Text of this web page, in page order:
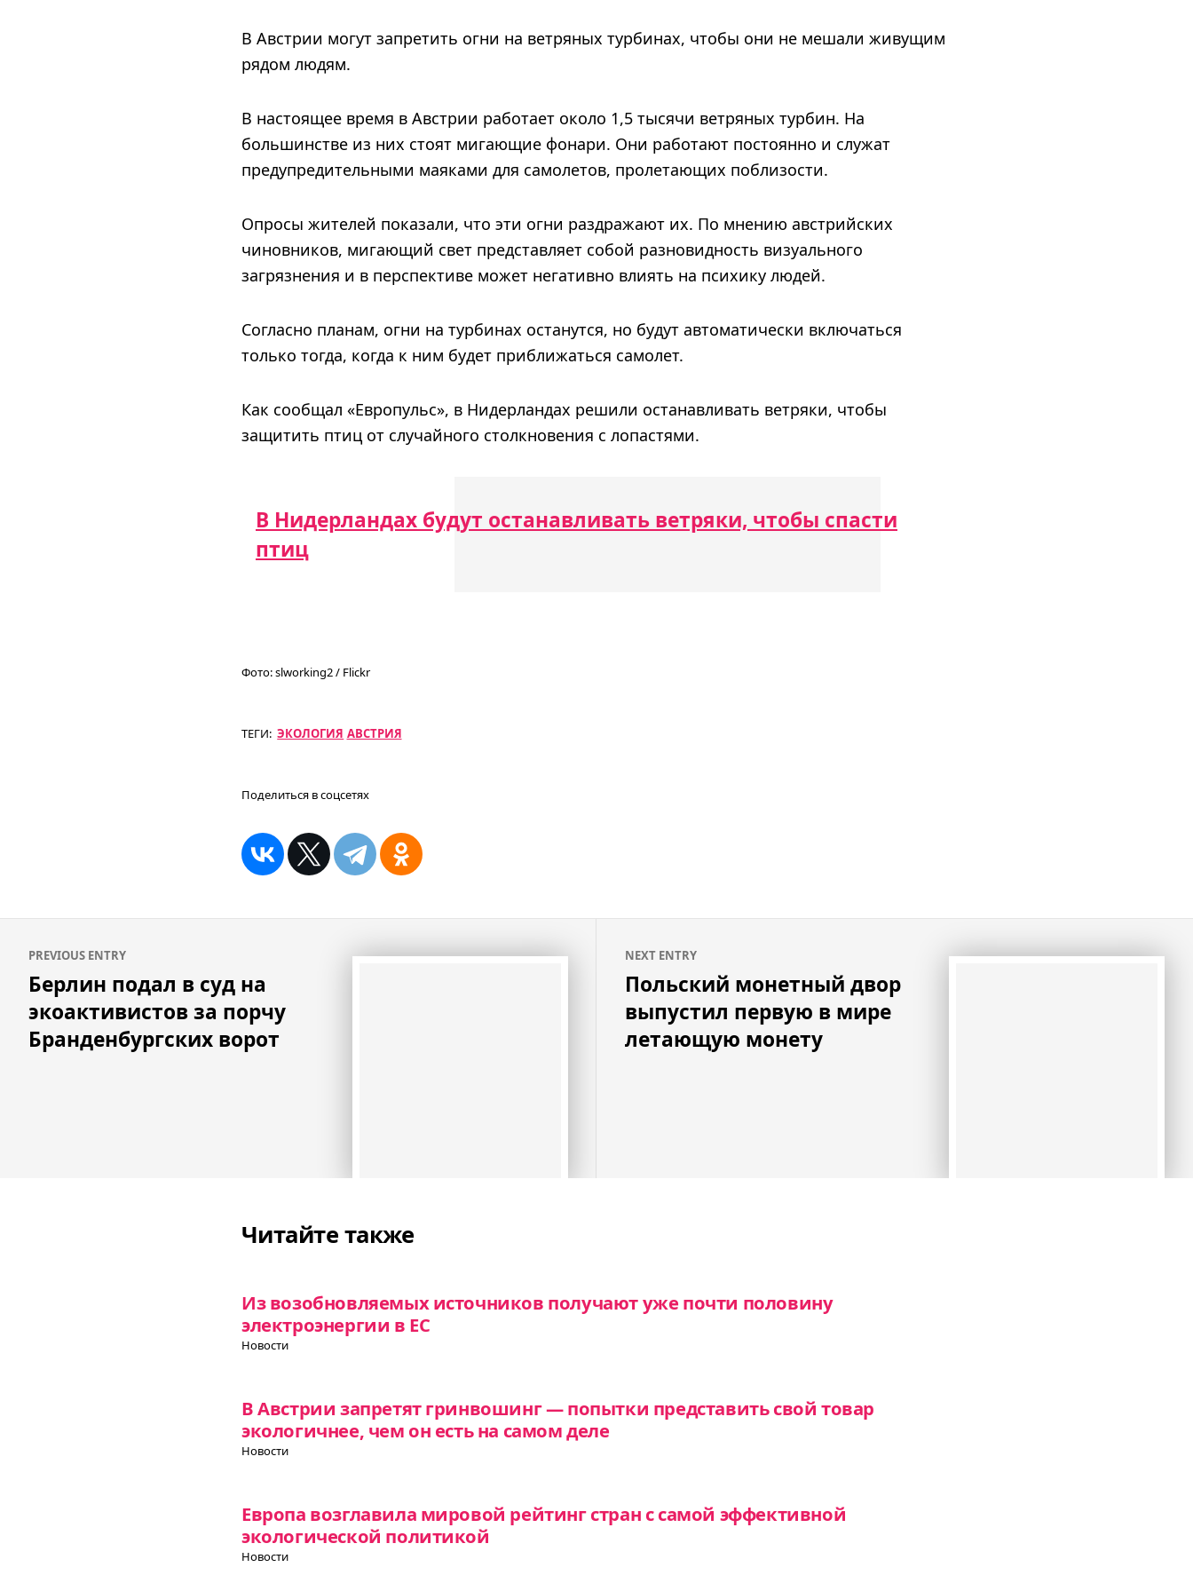
В Австрии могут запретить огни на ветряных турбинах, чтобы они не мешали живущим
рядом людям.
В настоящее время в Австрии работает около 1,5 тысячи ветряных турбин. На
большинстве из них стоят мигающие фонари. Они работают постоянно и служат
предупредительными маяками для самолетов, пролетающих поблизости.
Опросы жителей показали, что эти огни раздражают их. По мнению австрийских
чиновников, мигающий свет представляет собой разновидность визуального
загрязнения и в перспективе может негативно влиять на психику людей.
Согласно планам, огни на турбинах останутся, но будут автоматически включаться
только тогда, когда к ним будет приближаться самолет.
Как сообщал «Европульс», в Нидерландах решили останавливать ветряки, чтобы
защитить птиц от случайного столкновения с лопастями.
В Нидерландах будут останавливать ветряки, чтобы спасти
птиц
Фото:slworking2 / Flickr
ТЕГИ: ЭКОЛОГИЯ АВСТРИЯ
Поделиться в соцсетях
по
записям
PREVIOUS ENTRY
Берлин подал в суд на
экоактивистов за порчу
Бранденбургских ворот
NEXT ENTRY
Польский монетный двор
выпустил первую в мире
летающую монету
Читайте также
Из возобновляемых источников получают уже почти половину
электроэнергии в ЕС
Новости
В Австрии запретят гринвошинг — попытки представить свой товар
экологичнее, чем он есть на самом деле
Новости
Европа возглавила мировой рейтинг стран с самой эффективной
экологической политикой
Новости